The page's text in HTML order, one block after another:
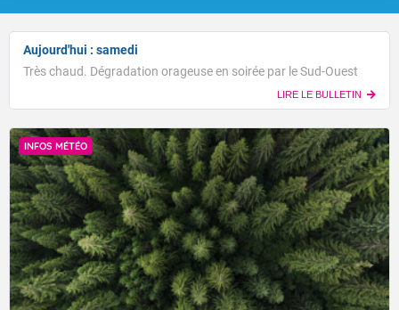
Aujourd'hui : samedi
Très chaud. Dégradation orageuse en soirée par le Sud-Ouest
LIRE LE BULLETIN
INFOS MÉTÉO